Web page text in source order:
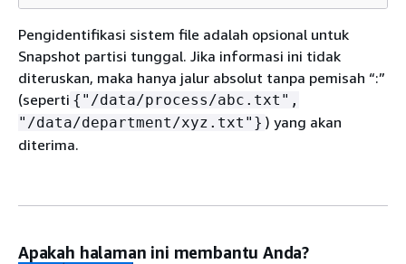
Pengidentifikasi sistem file adalah opsional untuk
Snapshot partisi tunggal. Jika informasi ini tidak
diteruskan, maka hanya jalur absolut tanpa pemisah “:”
(seperti { "/data/process/abc.txt",
"/data/department/xyz.txt"} ) yang akan
diterima.
Apakah halaman ini membantu Anda?